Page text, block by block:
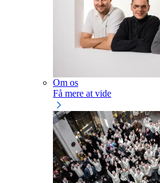
Om os
Få mere at vide